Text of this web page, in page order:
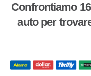
Confrontiamo
auto per